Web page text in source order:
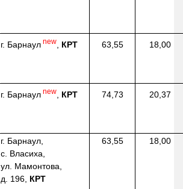
г. Барнаул new КРТ 63,55 18,00
г. Барнаул new КРТ 74,73 20,37
г. Барнаул,
с. Власиха,
ул. Мамонтова,
д. 196, КРТ
63,55 18,00